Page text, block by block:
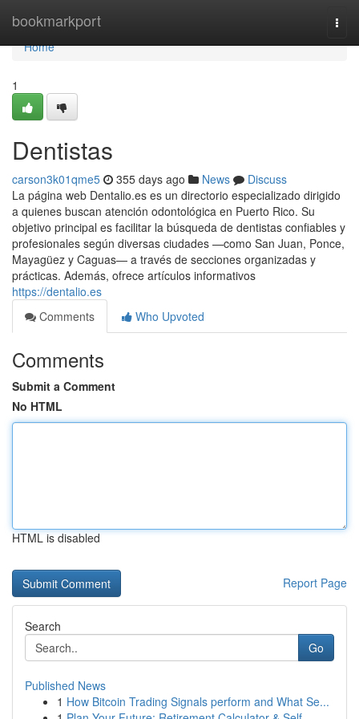
bookmarkport
Home
Home
1
Dentistas
carson3k01qme5 355 days ago News
Discuss
La página web Dentalio.es es un directorio especializado dirigido
a quienes buscan atención odontológica en Puerto Rico. Su
objetivo principal es facilitar la búsqueda de dentistas confiables y
profesionales según diversas ciudades —como San Juan, Ponce,
Mayagüez y Caguas— a través de secciones organizadas y
prácticas. Además, ofrece artículos informativos
https://dentalio.es
Comments
Who Upvoted
Comments
Submit a Comment
No HTML
HTML is disabled
Report Page
Search
Go
Published News
1 How Bitcoin Trading Signals perform and What Se...